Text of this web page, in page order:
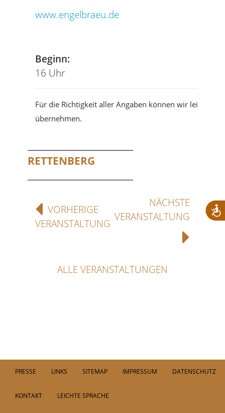
www.engelbraeu.de
Beginn:
16 Uhr
Für die Richtigkeit aller Angaben können wir leider
übernehmen.
RETTENBERG
VORHERIGE
VERANSTALTUNG
NÄCHSTE
VERANSTALTUNG
ALLE VERANSTALTUNGEN
PRESSE LINKS SITEMAP IMPRESSUM DATENSCHUTZ
KONTAKT LEICHTE SPRACHE